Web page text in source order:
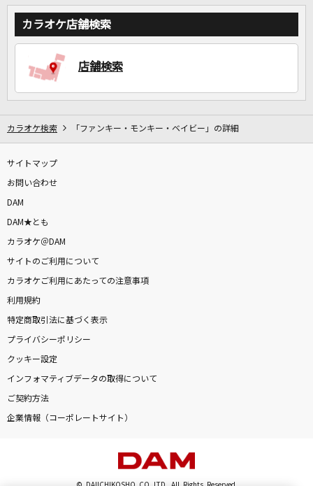
カラオケ店舗検索
店舗検索
カラオケ検索 「ファンキー・モンキー・ベイビー」の詳細
サイトマップ
お問い合わせ
DAM
DAM★とも
カラオケ＠DAM
サイトのご利用について
カラオケご利用にあたっての注意事項
利用規約
特定商取引法に基づく表示
プライバシーポリシー
クッキー設定
インフォマティブデータの取得について
ご契約方法
企業情報（コーポレートサイト）
© DAIICHIKOSHO CO.,LTD. All Rights Reserved.